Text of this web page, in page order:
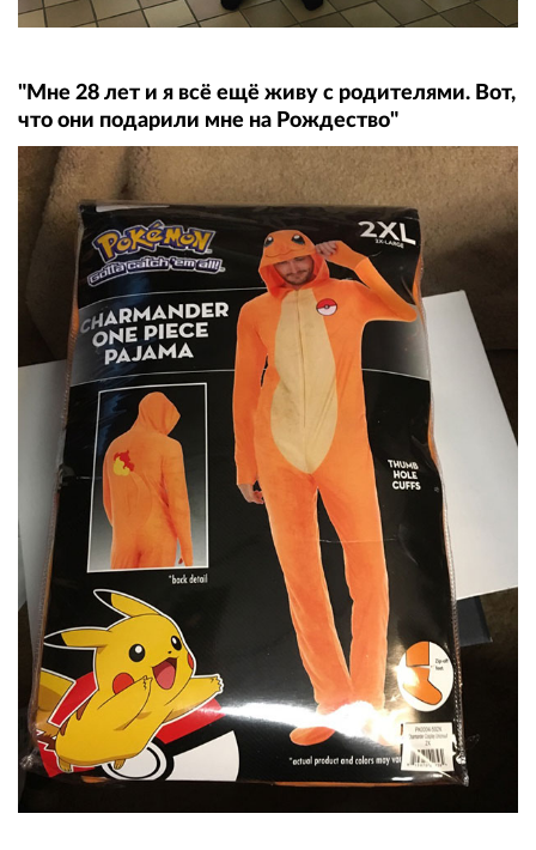
"Мне 28 лет и я всё ещё живу с родителями. Вот,
что они подарили мне на Рождество"